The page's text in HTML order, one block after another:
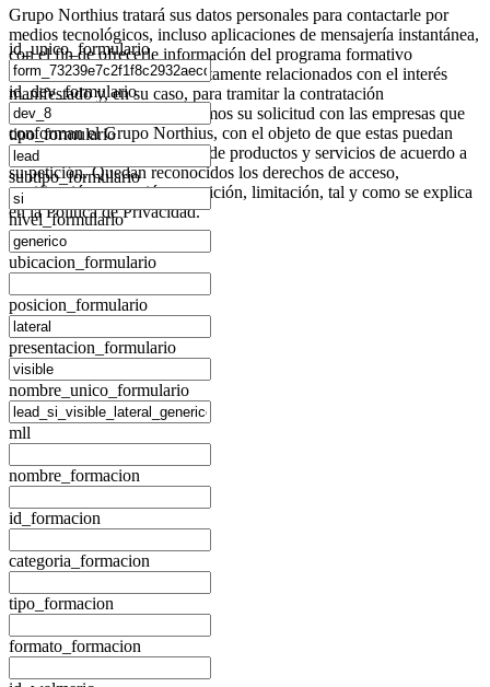
Grupo Northius tratará sus datos personales para contactarle por
medios tecnológicos, incluso aplicaciones de mensajería instantánea,
con el fin de ofrecerle información del programa formativo
seleccionado o de otros directamente relacionados con el interés
manifestado y, en su caso, para tramitar la contratación
correspondiente. Compartiremos su solicitud con las empresas que
conforman elGrupo Northius, con el objeto de que estas puedan
hacerle llegar la mejor oferta de productos y servicios de acuerdo a
su petición. Quedan reconocidos los derechos de acceso,
rectificación, supresión, oposición, limitación, tal y como se explica
en laPolítica de Privacidad.
id_unico_formulario
id_dev_formulario
tipo_formulario
subtipo_formulario
nivel_formulario
ubicacion_formulario
posicion_formulario
presentacion_formulario
nombre_unico_formulario
mll
nombre_formacion
id_formacion
categoria_formacion
tipo_formacion
formato_formacion